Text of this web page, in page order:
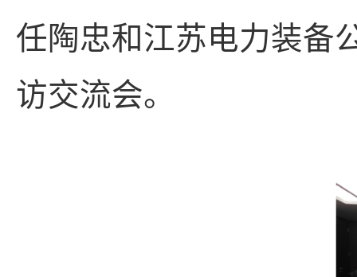
任陶忠和江苏电力装备
访交流会。